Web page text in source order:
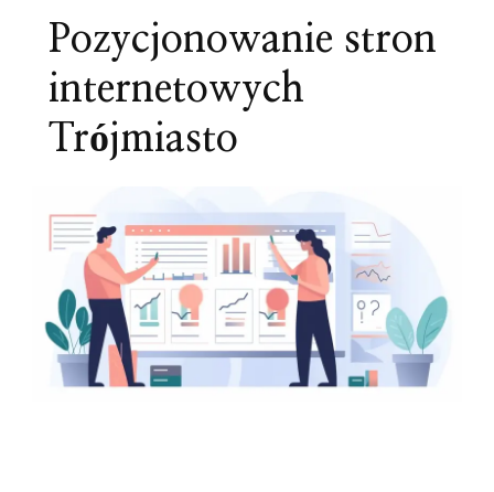
Pozycjonowanie stron
internetowych
Trójmiasto